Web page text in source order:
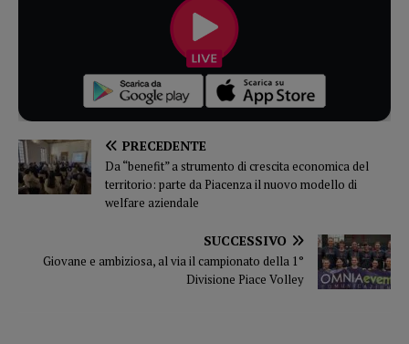
PRECEDENTE
Da “benefit” a strumento di crescita economica del
territorio: parte da Piacenza il nuovo modello di
welfare aziendale
SUCCESSIVO
Giovane e ambiziosa, al via il campionato della 1°
Divisione Piace Volley